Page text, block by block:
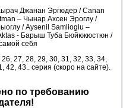
Джанан Эргюдер / Canan
– Чынар Ахсен Эроглу /
/ Aysenil Samlioglu –
- Барыш Туба Бюйюкюстюн /
себя
27, 28, 29, 30, 31, 32, 33, 34,
42, 43.. серия (скоро на сайте).
по требованию